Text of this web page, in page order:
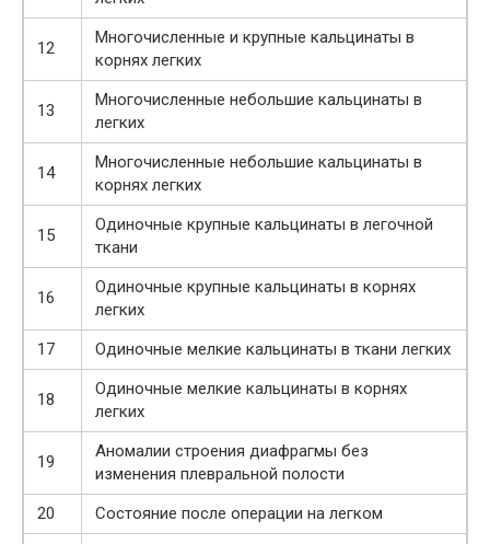
12
Многочисленные и крупные кальцинаты в
корнях легких
13
Многочисленные небольшие кальцинаты в
легких
14
Многочисленные небольшие кальцинаты в
корнях легких
15
Одиночные крупные кальцинаты в легочной
ткани
16
Одиночные крупные кальцинаты в корнях
легких
17
Одиночные мелкие кальцинаты в ткани легких
18
Одиночные мелкие кальцинаты в корнях
легких
19
Аномалии строения диафрагмы без
изменения плевральной полости
20
Состояние после операции на легком